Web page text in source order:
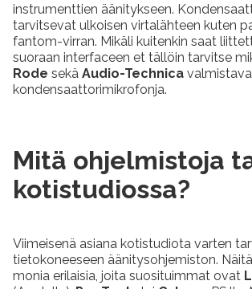
instrumenttien äänitykseen.
tarvitsevat ulkoisen virtalähteen kuten
fantom-virran. Mikäli kuitenkin saat
suoraan interfaceen et tällöin tarvitse
Rode sekä Audio-Technica
kondensaattorimikrofonja.
Mitä ohjelmistoja
kotistudiossa?
Viimeisenä asiana kotistudiota varten
tietokoneeseen äänitysohjemiston.
monia erilaisia, joita suosituimmat ovat